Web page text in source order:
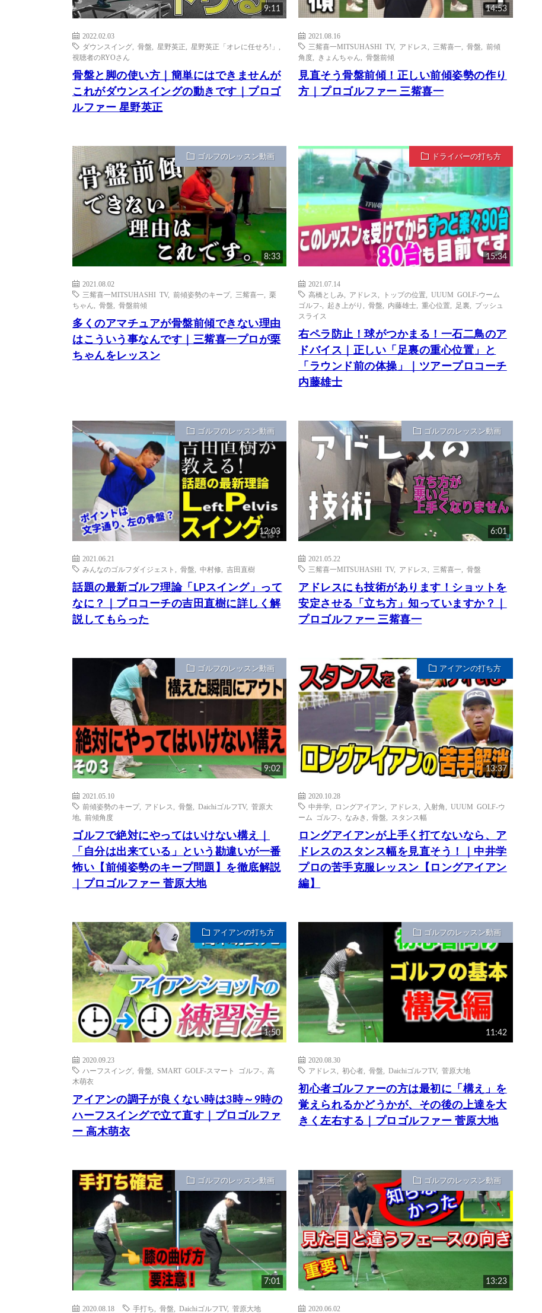
9:11
2022.02.03
ダウンスイング
骨盤 星野英正 星野英正「オレに任せろ!」
視聴者のRYOさん
骨盤と脚の使い方｜簡単にはできませんが
これがダウンスイングの動きです｜プロゴ
ルファー 星野英正
14:53
2021.08.16
三觜喜一MITSUHASHI TV, アドレス 三觜喜一 ,骨盤 ,前傾
角度
きょんちゃん ,骨盤前傾
見直そう骨盤前傾！正しい前傾姿勢の作り
方｜プロゴルファー 三觜喜一
ゴルフのレッスン動画
8:33
2021.08.02
三觜喜一MITSUHASHI TV, 前傾姿勢のキープ, 三觜喜一
栗
ちゃん
骨盤 骨盤前傾
多くのアマチュアが骨盤前傾できない理由
はこういう事なんです｜三觜喜一プロが栗
ちゃんをレッスン
ドライバーの打ち方
15:34
2021.07.14
高橋としみ
アドレス トップの位置 ,UUUM GOLF-ウーム
ゴルフ-
起き上がり ,骨盤 内藤雄士 ,重心位置 足裏
プッシュ
スライス
右ペラ防止！球がつかまる！一石二鳥のア
ドバイス｜正しい「足裏の重心位置」と
「ラウンド前の体操」｜ツアープロコーチ
内藤雄士
ゴルフのレッスン動画
12:03
2021.06.21
みんなのゴルフダイジェスト
骨盤 中村修 吉田直樹
話題の最新ゴルフ理論「LPスイング」って
なに？｜プロコーチの吉田直樹に詳しく解
説してもらった
ゴルフのレッスン動画
6:01
2021.05.22
三觜喜一MITSUHASHI TV, アドレス 三觜喜一 ,骨盤
アドレスにも技術があります！ショットを
安定させる「立ち方」知っていますか？｜
プロゴルファー 三觜喜一
ゴルフのレッスン動画
9:02
2021.05.10
前傾姿勢のキープ, アドレス 骨盤 DaichiゴルフTV, 菅原大
地
前傾角度
ゴルフで絶対にやってはいけない構え｜
「自分は出来ている」という勘違いが一番
怖い【前傾姿勢のキープ問題】を徹底解説
｜プロゴルファー 菅原大地
アイアンの打ち方
13:37
2020.10.28
中井学
ロングアイアン アドレス 入射角 ,UUUM GOLF-ウ
ーム ゴルフ-
なみき ,骨盤 スタンス幅
ロングアイアンが上手く打てないなら、ア
ドレスのスタンス幅を見直そう！｜中井学
プロの苦手克服レッスン【ロングアイアン
編】
アイアンの打ち方
1:50
2020.09.23
ハーフスイング
骨盤 SMART GOLF-スマート ゴルフ-
高
木萌衣
アイアンの調子が良くない時は3時～9時の
ハーフスイングで立て直す｜プロゴルファ
ー 高木萌衣
ゴルフのレッスン動画
11:42
2020.08.30
アドレス
,初心者 ,骨盤 ,DaichiゴルフTV,菅原大地
初心者ゴルファーの方は最初に「構え」を
覚えられるかどうかが、その後の上達を大
きく左右する｜プロゴルファー 菅原大地
ゴルフのレッスン動画
7:01
2020.08.18 手打ち 骨盤 DaichiゴルフTV, 菅原大地
ゴルフのレッスン動画
13:23
2020.06.02